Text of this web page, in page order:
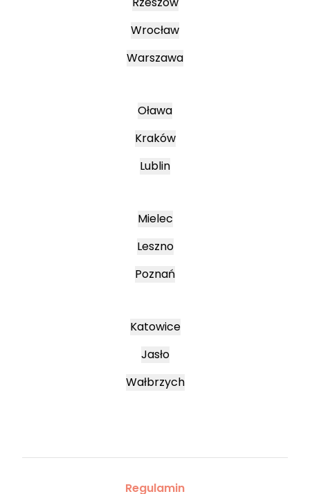
Wrocław
Warszawa
Oława
Kraków
Lublin
Mielec
Leszno
Poznań
Katowice
Jasło
Wałbrzych
Regulamin